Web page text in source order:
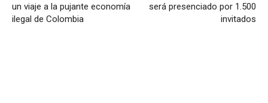
un viaje a la pujante economía
ilegal de Colombia
será presenciado por 1.500
invitados